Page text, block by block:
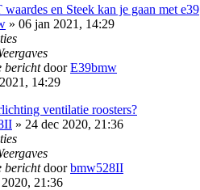
en Steek kan je gaan met e39
» 06 jan 2021, 14:29
berichtdoorE39bmw
14:29
ventilatie roosters?
» 24 dec 2020, 21:36
berichtdoorbmw528II
21:36